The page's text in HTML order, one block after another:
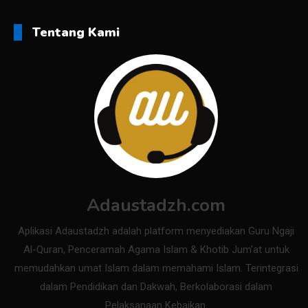
Tentang Kami
Adaustadzh.com
Aplikasi Adaustadzh adalah platform menyediakan Guru Ngaji
Al-Quran, Penceramah Agama Islam & Khotib Jum'at untuk
memudahkan umat Islam dalam memahami Islam. Terintegrasi
dalam Pendidikan dan Dakwah, Berkolaborasi dalam
Pelaksanaan Kebaikan.